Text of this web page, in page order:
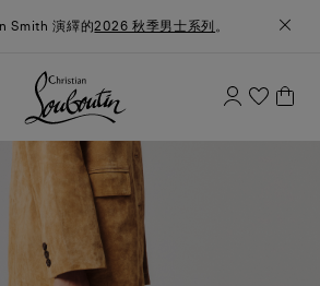
Smith 演繹的2026 秋季男士系列 。